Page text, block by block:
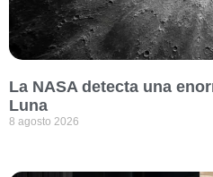
La NASA detecta una
Luna
8 agosto 2026